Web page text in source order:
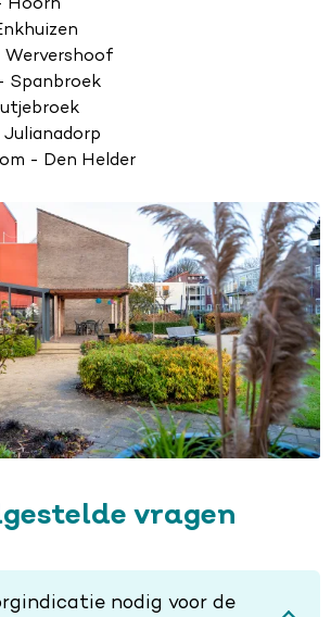
Hoorn
Spanbroek
- Den Helder
vragen
nodig voor de